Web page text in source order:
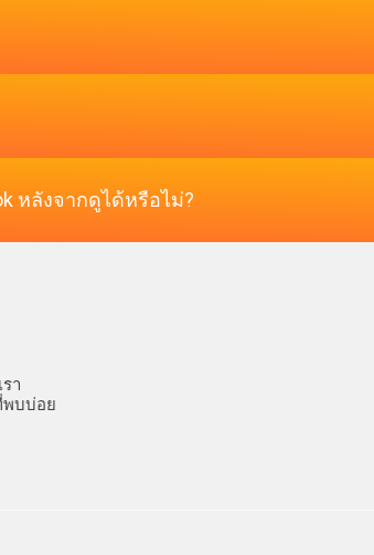
โอได้โดยไม่ต้องสมัครหรือเข้าสู่ระบบ
TikTok ได้โดยไม่ต้องจ่ายเงินหรือสมัครสมาชิก
ราบรื่นบนอุปกรณ์มือถือและเดสก์ท็อปทั้งหมด
หลังจากดูได้หรือไม่?
า
พบบ่อย